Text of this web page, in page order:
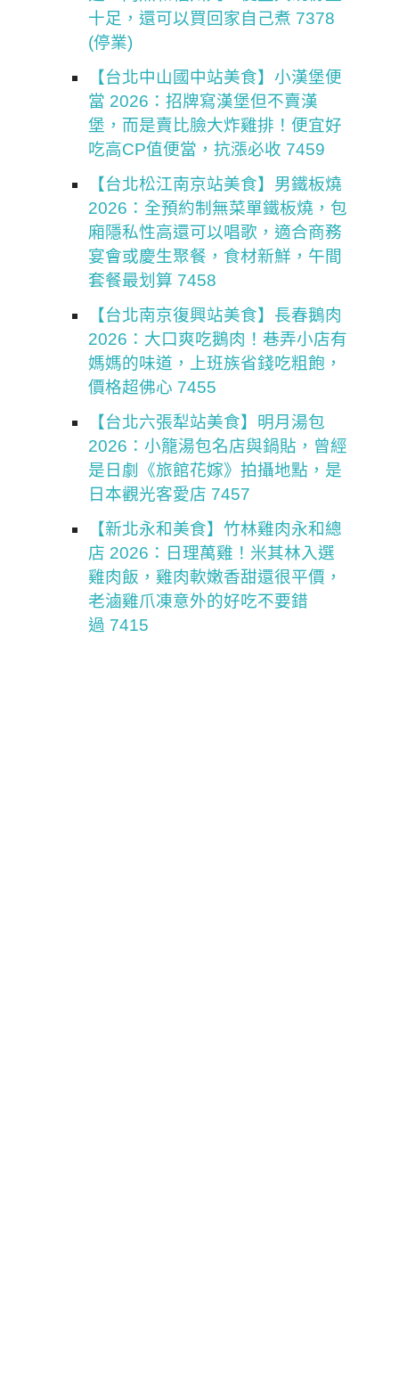
十足，還可以買回家自己煮 7378
(停業)
【台北中山國中站美食】小漢堡便
當 2026：招牌寫漢堡但不賣漢
堡，而是賣比臉大炸雞排！便宜好
吃高CP值便當，抗漲必收 7459
【台北松江南京站美食】男鐵板燒
2026：全預約制無菜單鐵板燒，包
廂隱私性高還可以唱歌，適合商務
宴會或慶生聚餐，食材新鮮，午間
套餐最划算 7458
【台北南京復興站美食】長春鵝肉
2026：大口爽吃鵝肉！巷弄小店有
媽媽的味道，上班族省錢吃粗飽，
價格超佛心 7455
【台北六張犁站美食】明月湯包
2026：小籠湯包名店與鍋貼，曾經
是日劇《旅館花嫁》拍攝地點，是
日本觀光客愛店 7457
【新北永和美食】竹林雞肉永和總
店 2026：日理萬雞！米其林入選
雞肉飯，雞肉軟嫩香甜還很平價，
老滷雞爪凍意外的好吃不要錯
過 7415